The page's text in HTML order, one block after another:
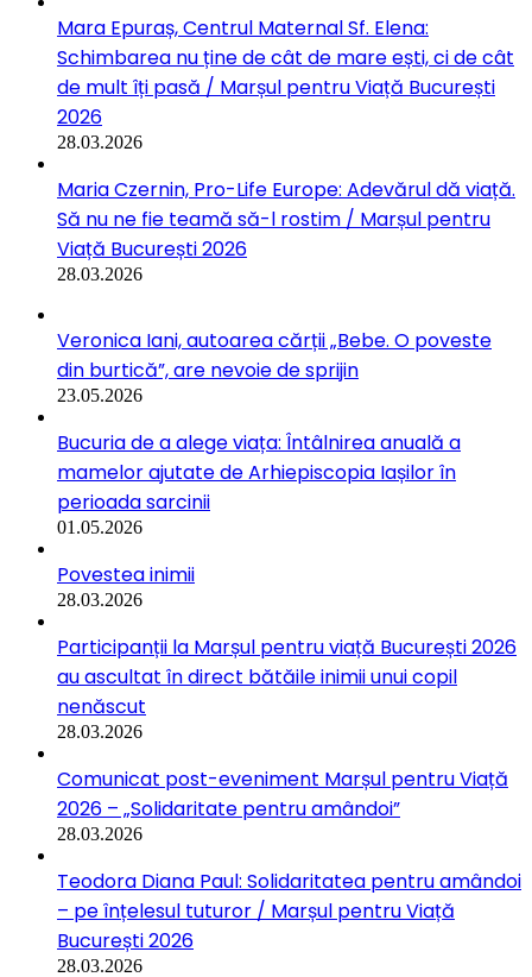
Mara Epuraș, Centrul Maternal Sf. Elena:
Schimbarea nu ține de cât de mare ești, ci de cât
de mult îți pasă / Marșul pentru Viață București
2026
28.03.2026
Maria Czernin, Pro-Life Europe: Adevărul dă viață.
Să nu ne fie teamă să-l rostim / Marșul pentru
Viață București 2026
28.03.2026
Veronica Iani, autoarea cărții „Bebe. O poveste
din burtică”, are nevoie de sprijin
23.05.2026
Bucuria de a alege viața: Întâlnirea anuală a
mamelor ajutate de Arhiepiscopia Iașilor în
perioada sarcinii
01.05.2026
Povestea inimii
28.03.2026
Participanții la Marșul pentru viață București 2026
au ascultat în direct bătăile inimii unui copil
nenăscut
28.03.2026
Comunicat post-eveniment Marșul pentru Viață
2026 – „Solidaritate pentru amândoi”
28.03.2026
Teodora Diana Paul: Solidaritatea pentru amândoi
– pe înțelesul tuturor / Marșul pentru Viață
București 2026
28.03.2026